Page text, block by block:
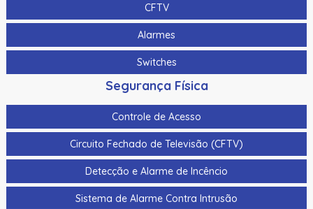
CFTV
Alarmes
Switches
Segurança Física
Controle de Acesso
Circuito Fechado de Televisão (CFTV)
Detecção e Alarme de Incêncio
Sistema de Alarme Contra Intrusão